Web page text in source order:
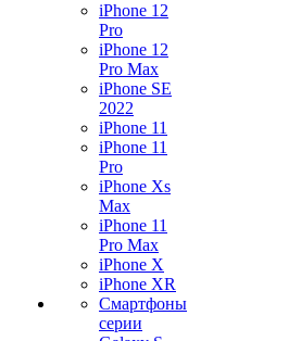
iPhone 12
Pro
iPhone 12
Pro Max
iPhone SE
2022
iPhone 11
iPhone 11
Pro
iPhone Xs
Max
iPhone 11
Pro Max
iPhone X
iPhone XR
Смартфоны
серии